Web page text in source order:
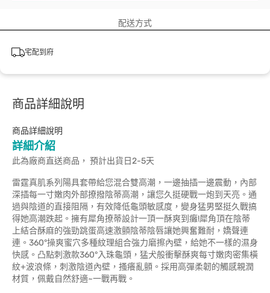
配送方式
宅配到府
商品詳細說明
商品詳細說明
詳細介紹
此為廠商直送商品， 預計出貨日2-5天
雷霆真肌系列陽具套帶給您混合雙高潮，一邊抽插一邊震動，內部
深插每一寸嫩肉外部撩撥陰蒂高潮，讓您久挺硬戰一炮到天亮。通
過與陰道的直接阻隔，有效降低龜頭敏感度，變身猛男堅挺久戰搞
得她高潮跌起。擁有犀角撩蒂設計一頂一酥爽到癱!犀角頂在陰蒂
上結合酥麻的強勁跳蛋高速激顫陰蒂陰唇讓她興奮難耐，嬌聲連
連。360°操爽蜜穴多種紋理組合強力磨擦內壁，給她不一樣的濕身
快感。凸點刺激款360°入珠龜頭，猛犬般衝擊酥爽每寸嫩肉密集橫
紋+波浪條，刺激陰道內壁，搔癢亂顫。採用高彈柔韌的觸感親潤
材質，佩戴自然舒適~一戰再戰。